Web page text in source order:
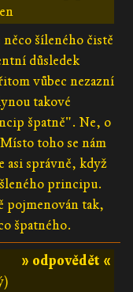
šíleného čistě
důsledek
vůbec nezazní
takové
špatně". Ne, o
toho se nám
asi správně, když
principu.
pojmenován tak,
špatného.
» odpovědět «